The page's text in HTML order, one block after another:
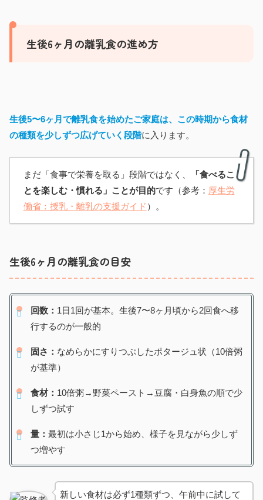
生後6ヶ月の離乳食の進め方
生後5〜6ヶ月で離乳食を始めたご家庭は、この時期から食材
の種類を少しずつ広げていく段階に入ります。
まだ「食事で栄養を取る」段階ではなく、
「食べるこ
とを楽しむ・慣れる」ことが目的です（参考： 厚生労
働省：授乳・離乳の支援ガイド ）。
生後6ヶ月の離乳食の目安
回数： 1日1回が基本。生後7〜8ヶ月頃から2回食へ移
行するのが一般的
固さ： なめらかにすりつぶしたポタージュ状（10倍粥
が基準）
食材： 10倍粥→野菜ペースト→豆腐・白身魚の順で少
しずつ試す
量： 最初は小さじ1から始め、様子を見ながら少しず
つ増やす
新しい食材は必ず1種類ずつ、午前中に試して